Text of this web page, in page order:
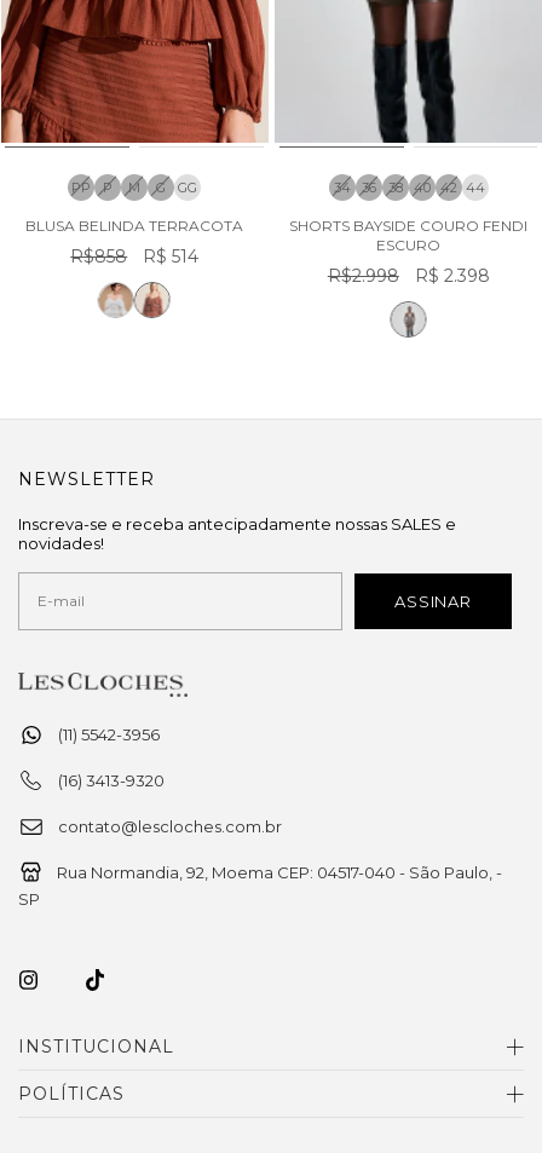
PP P M G GG
BLUSA BELINDA TERRACOTA
R$858 R$ 514
34 36 38 40 42 44
SHORTS BAYSIDE COURO FENDI
ESCURO
R$2.998 R$ 2.398
(11) 5542-3956
(16) 3413-9320
contato@lescloches.com.br
Rua Normandia, 92, Moema CEP: 04517-040 - São Paulo, -
SP
INSTITUCIONAL
POLÍTICAS
NEWSLETTER
Inscreva-se e receba antecipadamente nossas SALES e
novidades!